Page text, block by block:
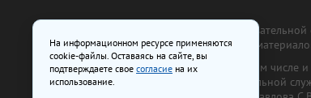
Все рекламные товары подлежат
изготовлена и размещена на основе
На сайте www.irk.ru размещаются в том
от 29 октября 2018 г., выдан Федеральной
На информационном ресурсе применяются
cookie-файлы. Оставаясь на сайте, вы
подтверждаете свое согласие на их
использование.